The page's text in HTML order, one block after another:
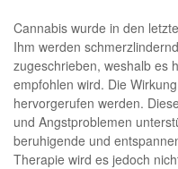
Cannabis wurde in den
Ihm werden
zugeschrieben, weshalb es
empfohlen wird. Die
hervorgerufen werden.
und Angstproblemen
beruhigende und
Therapie wird es jedoch